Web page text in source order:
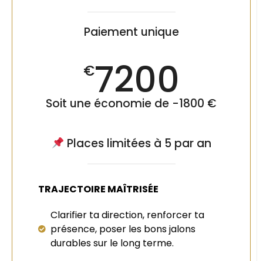
Paiement unique
€7200
Soit une économie de -1800 €
Places limitées à 5 par an
TRAJECTOIRE MAÎTRISÉE
Clarifier ta direction, renforcer ta
présence, poser les bons jalons
durables sur le long terme.